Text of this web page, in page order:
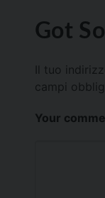
Got
Il tuo
campi
Your